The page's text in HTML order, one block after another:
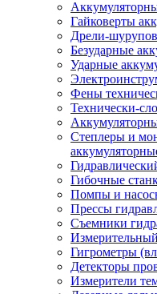
Гайковерты
Дрели-
Безударные
Ударные
Фены
Технически-
Степлеры и
Гибочные
Помпы и
Прессы
Съемники
Гигрометры
Детекторы
Измерители